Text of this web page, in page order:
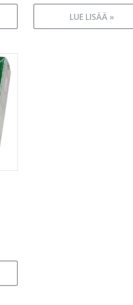
LUE LISÄÄ »